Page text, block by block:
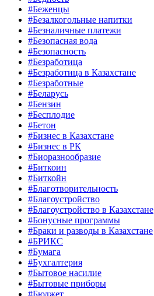
#Беженцы
#Безалкогольные напитки
#Безналичные платежи
#Безопасная вода
#Безопасность
#Безработица
#Безработица в Казахстане
#Безработные
#Беларусь
#Бензин
#Бесплодие
#Бетон
#Бизнес в Казахстане
#Бизнес в РК
#Биоразнообразие
#Биткоин
#Биткойн
#Благотворительность
#Благоустройство
#Благоустройство в Казахстане
#Бонусные программы
#Браки и разводы в Казахстане
#БРИКС
#Бумага
#Бухгалтерия
#Бытовое насилие
#Бытовые приборы
#Бюджет